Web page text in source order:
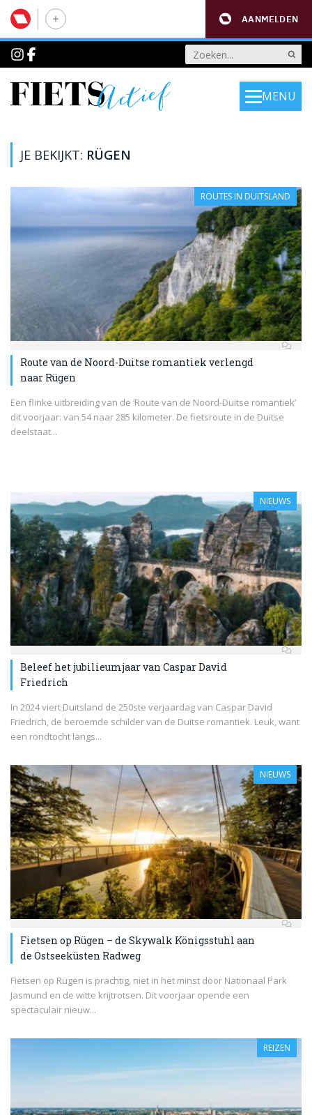
AANMELDEN
MENU
JE BEKIJKT: RÜGEN
ROUTES IN DUITSLAND
Route van de Noord-Duitse romantiek verlengd
naar Rügen
Een flinke uitbreiding van de ‘Route van de Noord-Duitse romantiek’
dit voorjaar: van 54 naar 285 kilometer. De fietsroute in de Duitse
deelstaat...
NIEUWS
Beleef het jubilieumjaar van Caspar David
Friedrich
In 2024 viert Duitsland de 250ste verjaardag van Caspar David
Friedrich, de beroemde schilder van de Duitse romantiek. Leuk, want
een rondtocht langs...
NIEUWS
Fietsen op Rügen – de Skywalk Königsstuhl aan
de Ostseeküsten Radweg
Fietsen op Rügen is prachtig, niet in het minst door Nationaal Park
Jasmund en de witte krijtrotsen. Dit voorjaar opende een
spectaculair nieuw...
REIZEN